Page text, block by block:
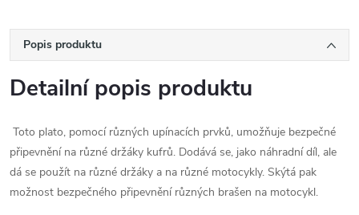
Popis produktu
Detailní popis produktu
Toto plato, pomocí různých upínacích prvků, umožňuje bezpečné
připevnění na různé držáky kufrů. Dodává se, jako náhradní díl, ale
dá se použít na různé držáky a na různé motocykly. Skýtá pak
možnost bezpečného připevnění různých brašen na motocykl.